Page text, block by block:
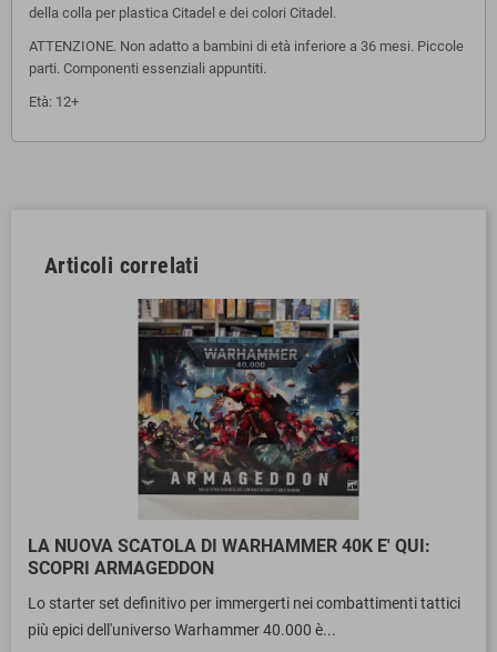
della colla per plastica Citadel e dei colori Citadel.
ATTENZIONE. Non adatto a bambini di età inferiore a 36 mesi. Piccole
parti. Componenti essenziali appuntiti.
Età: 12+
Articoli correlati
LA NUOVA SCATOLA DI WARHAMMER 40K E' QUI:
SCOPRI ARMAGEDDON
Lo starter set definitivo per immergerti nei combattimenti tattici
più epici dell'universo Warhammer 40.000 è...